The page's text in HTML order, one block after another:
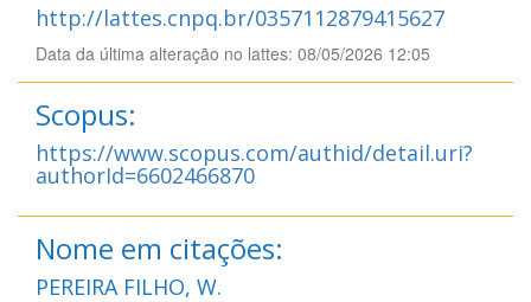
http://lattes.cnpq.br/0357112879415627
Data da última alteração no lattes: 08/05/2026 12:05
Scopus:
https://www.scopus.com/authid/detail.uri?
authorId=6602466870
Nome em citações:
PEREIRA FILHO, W.